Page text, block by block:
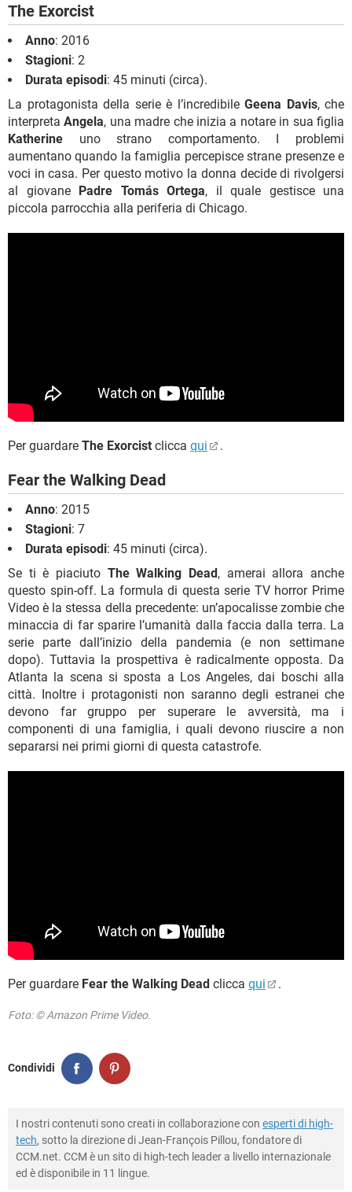
The Exorcist
Anno: 2016
Stagioni: 2
Durata episodi: 45 minuti (circa).
La protagonista della serie è l’incredibile Geena Davis, che
interpretaAngela, una madre che inizia a notare in sua figlia
Katherine uno strano comportamento. I problemi
aumentano quando la famiglia percepisce strane presenze e
voci in casa. Per questo motivo la donna decide di rivolgersi
al giovane
Padre Tomás Ortega, il quale gestisce una
piccola parrocchia alla periferia di Chicago.
Per guardare The Exorcist clicca qui .
Fear the Walking Dead
Anno: 2015
Stagioni: 7
Durata episodi: 45 minuti (circa).
Se ti è piaciuto The Walking Dead, amerai allora anche
questo spin-off. La formula di questa serie TV horror Prime
Video è la stessa della precedente: un’apocalisse zombie che
minaccia di far sparire l’umanità dalla faccia dalla terra. La
serie parte dall’inizio della pandemia (e non settimane
dopo). Tuttavia la prospettiva è radicalmente opposta. Da
Atlanta la scena si sposta a Los Angeles, dai boschi alla
città. Inoltre i protagonisti non saranno degli estranei che
devono far gruppo per superare le avversità, ma i
componenti di una famiglia, i quali devono riuscire a non
separarsi nei primi giorni di questa catastrofe.
Per guardare Fear the Walking Dead clicca qui .
Foto: © Amazon Prime Video.
Condividi
I nostri contenuti sono creati in collaborazione con esperti di high-
tech, sotto la direzione di Jean-François Pillou, fondatore di
CCM.net. CCM è un sito di high-tech leader a livello internazionale
ed è disponibile in 11 lingue.